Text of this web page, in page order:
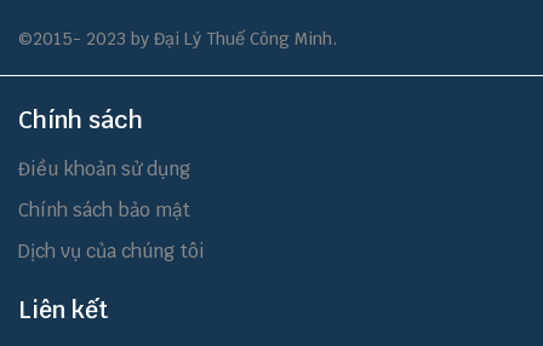
©2015- 2023 by Đại Lý Thuế Công Minh.
Chính sách
Điều khoản sử dụng
Chính sách bảo mật
Dịch vụ của chúng tôi
Liên kết